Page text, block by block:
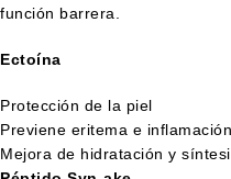
función barrera.
Ectoína
Protección de la piel
Previene eritema e inflamación
Mejora de hidratación y